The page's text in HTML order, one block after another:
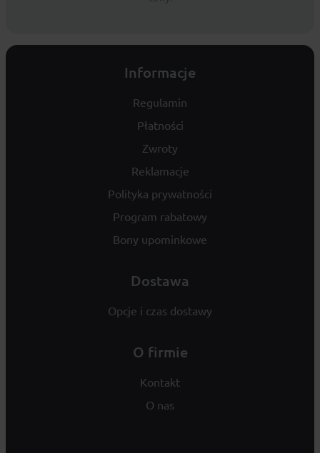
Informacje
Regulamin
Płatności
Zwroty
Reklamacje
Polityka prywatności
Program rabatowy
Bony upominkowe
Dostawa
Opcje i czas dostawy
O firmie
Kontakt
O nas